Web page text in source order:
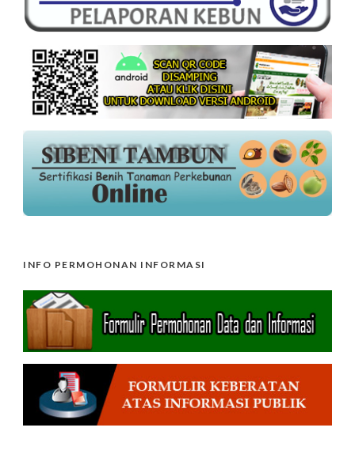
INFO PERMOHONAN INFORMASI